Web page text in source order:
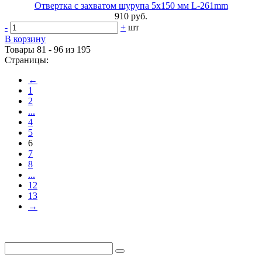
Отвертка с захватом шурупа 5х150 мм L-261mm
910 руб.
-
+ шт
В корзину
Товары 81 - 96 из 195
Страницы:
←
1
2
...
4
5
6
7
8
...
12
13
→